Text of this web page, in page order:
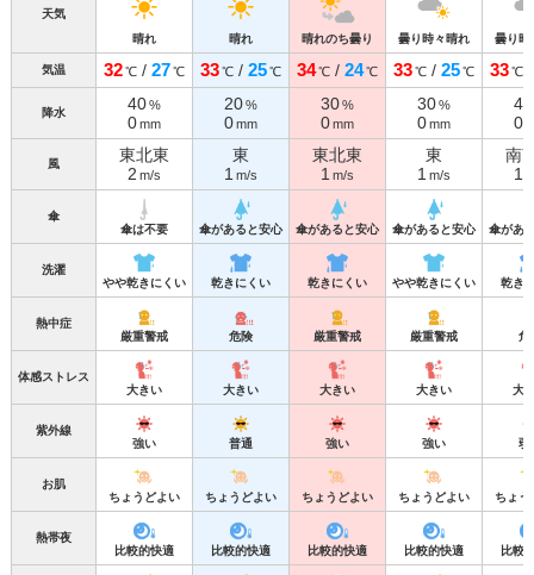
天気
晴れ
晴れ 晴れのち曇り 曇り時々晴れ 曇り時
気温 32℃/ 27℃ 33℃/ 25℃ 34℃/ 24℃ 33℃/ 25℃ 33℃
降水 40%
0mm
20%
0mm
30%
0mm
30%
0mm
40
0
風
東北東
2 m/s
東
1 m/s
東北東
1 m/s
東
1 m/s
南
1
傘
傘は不要
傘があると安心 傘があると安心 傘があると安心 傘があ
洗濯
やや乾きにくい
乾きにくい 乾きにくい やや乾きにくい 乾き
熱中症
厳重警戒
危険 厳重警戒 厳重警戒 危
体感ストレス
大きい
大きい 大きい 大きい 大
紫外線
強い
普通 強い 強い 弱
お肌
ちょうどよい
ちょうどよい ちょうどよい ちょうどよい ちょう
熱帯夜
比較的快適
比較的快適 比較的快適 比較的快適 比較